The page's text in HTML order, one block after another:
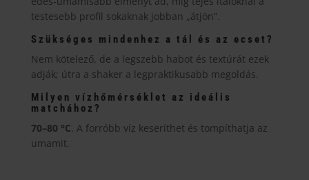
testesebb profil sokaknak jobban „átjön”.
Szükséges mindenhez a tál és az ecset?
Nem kötelező, de a legszebb habot és textúrát ezek
adják; útra a shaker a legpraktikusabb megoldás.
Milyen vízhőmérséklet az ideális
matchához?
70–80 °C . A forróbb víz keseríthet és tompíthatja az
umamit.